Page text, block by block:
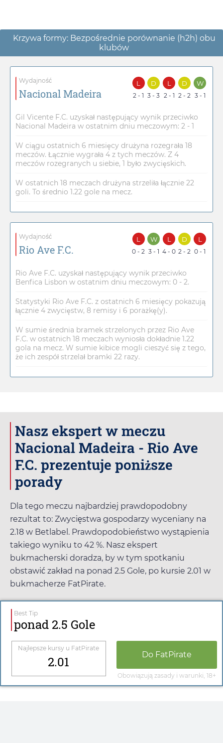
Krzywa formy: Bezpośrednie porównanie (h2h) obu
klubów
Wydajność
Nacional Madeira
L
2 - 1
D
3 - 3
L
2 - 1
D
2 - 2
W
3 - 1
Gil Vicente F.C. uzyskał następujący wynik przeciwko
Nacional Madeira w ostatnim dniu meczowym: 2 - 1
W ciągu ostatnich 6 miesięcy drużyna rozegrała 18
meczów. Łącznie wygrała 4 z tych meczów. Z 4
meczów rozegranych u siebie, 1 było zwycięskich.
W ostatnich 18 meczach drużyna strzeliła łącznie 22
goli. To średnio 1.22 gole na mecz.
Wydajność
Rio Ave F.C.
L
0 - 2
W
3 - 1
L
4 - 0
D
2 - 2
L
0 - 1
Rio Ave F.C. uzyskał następujący wynik przeciwko
Benfica Lisbon w ostatnim dniu meczowym: 0 - 2.
Statystyki Rio Ave F.C. z ostatnich 6 miesięcy pokazują
łącznie 4 zwycięstw, 8 remisy i 6 porażkę(y).
W sumie średnia bramek strzelonych przez Rio Ave
F.C. w ostatnich 18 meczach wyniosła dokładnie 1.22
gola na mecz. W sumie kibice mogli cieszyć się z tego,
że ich zespół strzelał bramki 22 razy.
Nasz ekspert w meczu
Nacional Madeira - Rio Ave
F.C. prezentuje poniższe
porady
Dla tego meczu najbardziej prawdopodobny
rezultat to: Zwycięstwa gospodarzy wyceniany na
2.18 w Betlabel . Prawdopodobieństwo wystąpienia
takiego wyniku to 42 %. Nasz ekspert
bukmacherski doradza, by w tym spotkaniu
obstawić zakład na ponad 2.5 Gole, po kursie 2.01 w
bukmacherze FatPirate.
Best Tip
ponad 2.5 Gole
Najlepsze kursy u FatPirate
2.01 Do FatPirate
Obowiązują zasady i warunki, 18+